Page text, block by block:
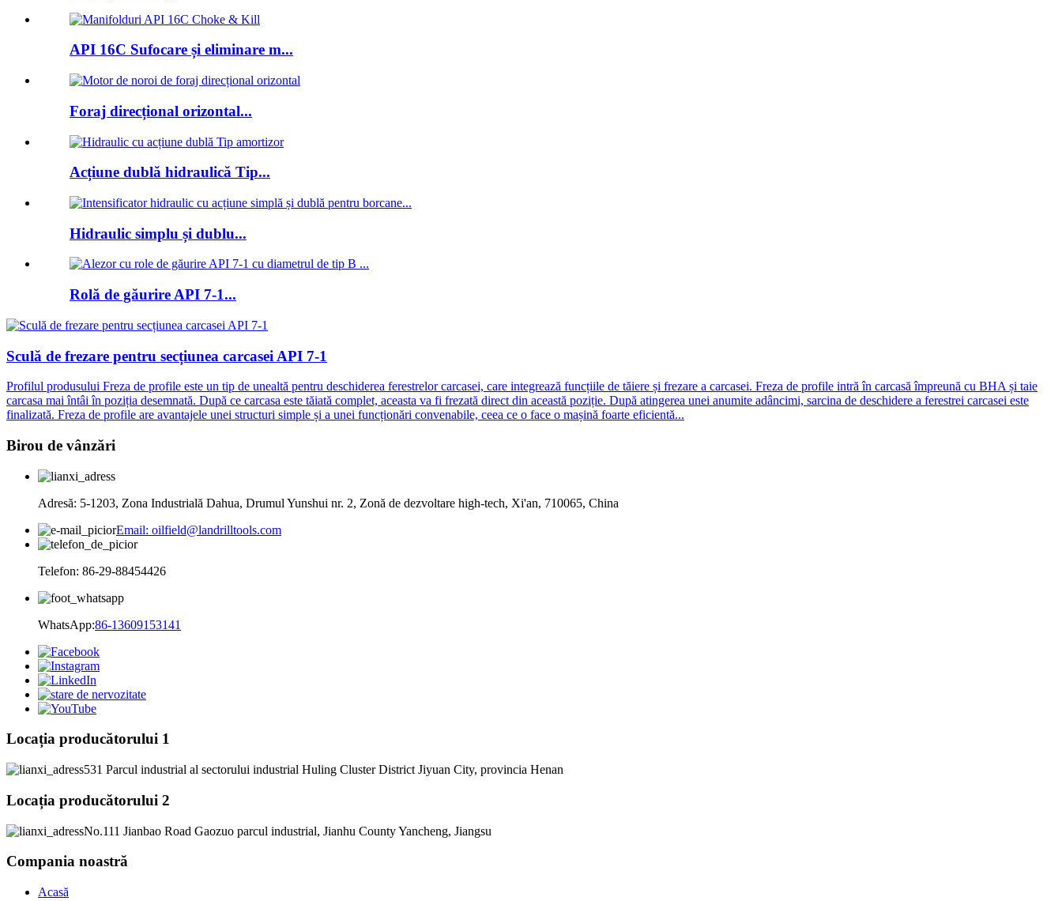
API 16C Sufocare și eliminare m...
Foraj direcțional orizontal...
Acțiune dublă hidraulică Tip...
Hidraulic simplu și dublu...
Rolă de găurire API 7-1...
Sculă de frezare pentru secțiunea carcasei API 7-1
Profilul produsului Freza de profile este un tip de unealtă pentru deschiderea ferestrelor carcasei, care integrează funcțiile de tăiere și frezare a carcasei. Freza de profile intră în carcasă împreună cu BHA și taie
carcasa mai întâi în poziția desemnată. După ce carcasa este tăiată complet, aceasta va fi frezată direct din această poziție. După atingerea unei anumite adâncimi, sarcina de deschidere a ferestrei carcasei este
finalizată. Freza de profile are avantajele unei structuri simple și a unei funcționări convenabile, ceea ce o face o mașină foarte eficientă...
Birou de vânzări
Adresă: 5-1203, Zona Industrială Dahua, Drumul Yunshui nr. 2, Zonă de dezvoltare high-tech, Xi'an, 710065, China
Email: oilfield@landrilltools.com
Telefon: 86-29-88454426
WhatsApp:86-13609153141
Locația producătorului 1
531 Parcul industrial al sectorului industrial Huling Cluster District Jiyuan City, provincia Henan
Locația producătorului 2
No.111 Jianbao Road Gaozuo parcul industrial, Jianhu County Yancheng, Jiangsu
Compania noastră
Acasă